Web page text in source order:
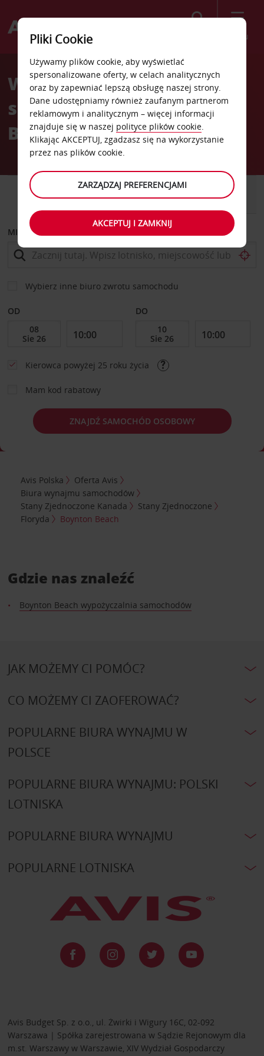
Menu
Welcome
AvisWypożyczalnia
samochodów Boynton
Beach
SAMOCHÓD
SAMOCHÓD
DOSTAWCZY
MIEJSCE ODBIORU
Wybierz inne biuro zwrotu samochodu
OD DO
Kierowca powyżej 25 roku życia
Mam kod rabatowy
ZNAJDŹ SAMOCHÓD OSOBOWY
Avis Polska
Oferta Avis
Biura wynajmu samochodów
Stany Zjednoczone Kanada
Stany Zjednoczone
Floryda
Boynton Beach
Gdzie nas znaleźć
Boynton Beach wypożyczalnia samochodów
JAK MOŻEMY CI POMÓC?
CO MOŻEMY CI ZAOFEROWAĆ?
POPULARNE BIURA WYNAJMU W
POLSCE
POPULARNE BIURA WYNAJMU: POLSKI
LOTNISKA
POPULARNE BIURA WYNAJMU
POPULARNE LOTNISKA
Avis Budget Sp. z o.o., ul. Żwirki i Wigury 16C, 02-092
Warszawa | Spółka zarejestrowana w Sądzie Rejonowym dla
m.st. Warszawy w Warszawie, XIV Wydział Gospodarczy
Pliki Cookie
Używamy plików cookie, aby wyświetlać
spersonalizowane oferty, w celach analitycznych
oraz by zapewniać lepszą obsługę naszej strony.
Dane udostępniamy również zaufanym partnerom
reklamowym i analitycznym – więcej informacji
znajduje się w naszej polityce plików cookie.
Klikając AKCEPTUJ, zgadzasz się na wykorzystanie
przez nas plików cookie.
ZARZĄDZAJ PREFERENCJAMI
AKCEPTUJ I ZAMKNIJ